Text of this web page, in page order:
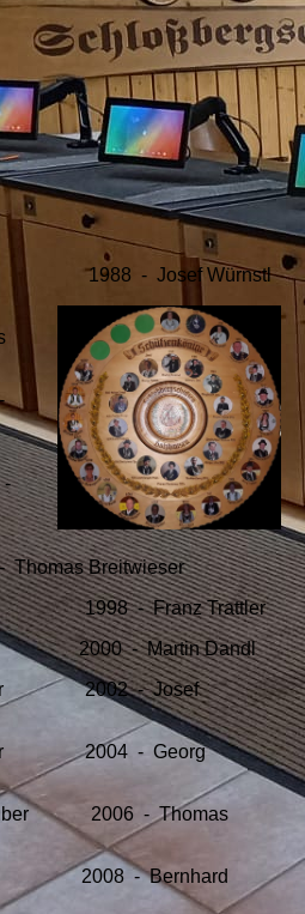
1988 - Josef Würnstl
-
Breitwieser
1998 - Franz Trattler
2000 - Martin Dandl
2002 - Josef
2004 - Georg
2006 - Thomas
2008 - Bernhard